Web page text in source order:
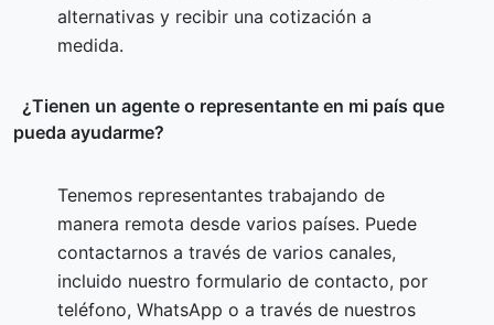
alternativas y recibir una cotización a
medida.
¿Tienen un agente o representante en mi país que
pueda ayudarme?
Tenemos representantes trabajando de
manera remota desde varios países. Puede
contactarnos a través de varios canales,
incluido nuestro formulario de contacto, por
teléfono, WhatsApp o a través de nuestros